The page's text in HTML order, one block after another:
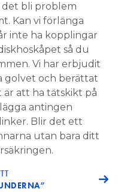
det bli problem
Kan vi förlänga
inte ha kopplingar
så du
Vi har erbjudit
golvet och berättat
att ha tätskikt på
antingen
Blir det ett
utan bara ditt